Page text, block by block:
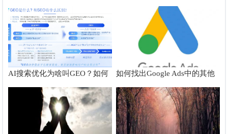
AI搜索优化为啥叫GEO？如何
在AI搜索中获得排名？
如何找出Google Ads中的其他
搜索字词